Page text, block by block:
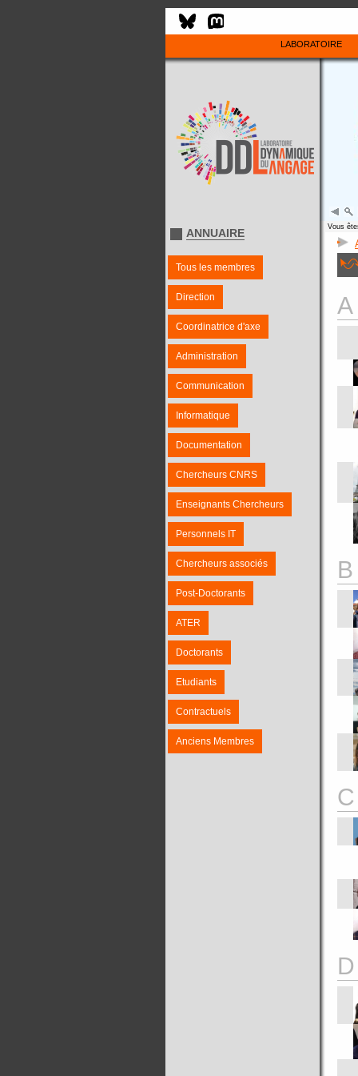
LABORATOIRE
ANNUAIRE
Tous les membres
Direction
Coordinatrice d'axe
Administration
Communication
Informatique
Documentation
Chercheurs CNRS
Enseignants Chercheurs
Personnels IT
Chercheurs associés
Post-Doctorants
ATER
Doctorants
Etudiants
Contractuels
Anciens Membres
Vous
A
B
C
D